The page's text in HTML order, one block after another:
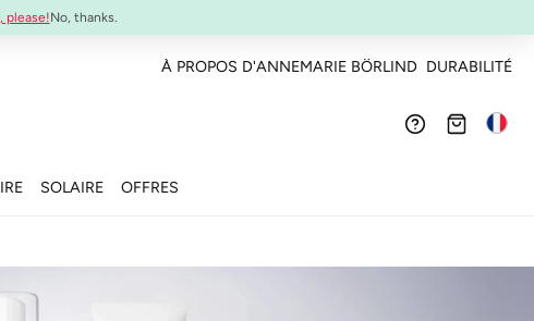
please!No, thanks.
SYSTEM ABSOLUTE Set de Voyage :
À PROPOS D'ANNEMARIE BÖRLIND DURABILITÉ
SOLAIRE OFFRES